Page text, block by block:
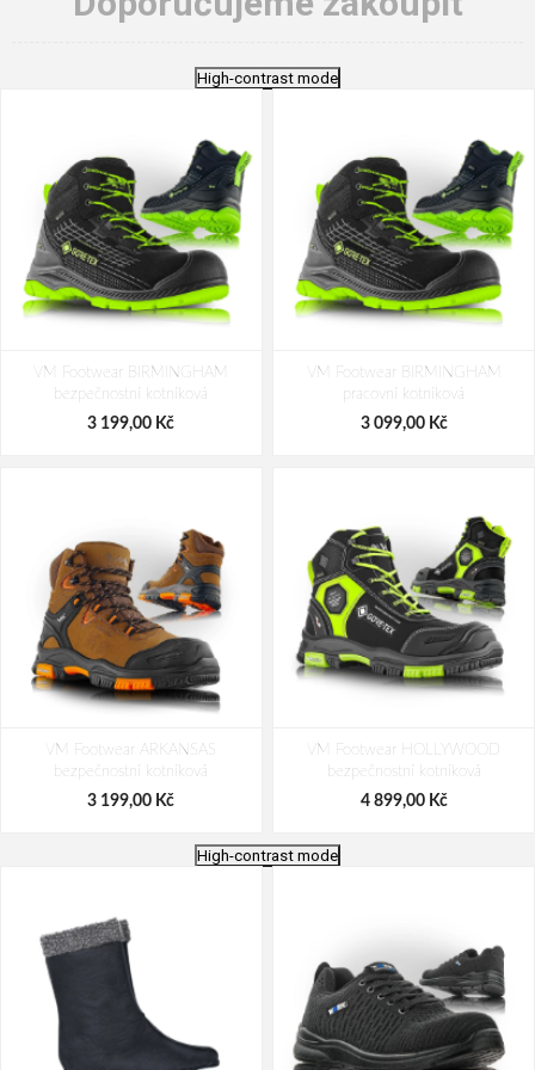
High-contrast mode
VM Footwear BIRMINGHAM
bezpečnostní kotníková
3 199,00 Kč
VM Footwear BIRMINGHAM
pracovní kotníková
3 099,00 Kč
VM Footwear ARKANSAS
bezpečnostní kotníková
3 199,00 Kč
VM Footwear HOLLYWOOD
bezpečnostní kotníková
4 899,00 Kč
High-contrast mode